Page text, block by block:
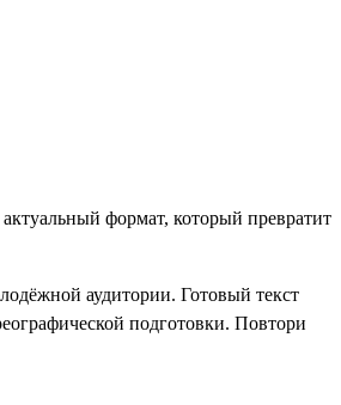
формат, который превратит
аудитории. Готовый текст
подготовки. Повтори